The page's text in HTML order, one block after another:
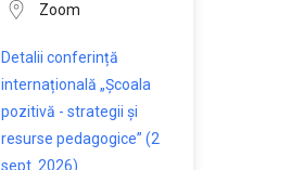
Zoom
Detalii conferință
internațională „Școala
pozitivă - strategii și
resurse pedagogice” (2
sept. 2026)